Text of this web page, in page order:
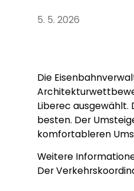
5. 5. 2026
Die
Liberec
besten. Der
komfortableren
Weitere
Der